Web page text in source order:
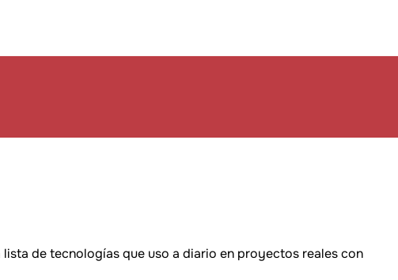
de tecnologías que uso a diario en proyectos reales con